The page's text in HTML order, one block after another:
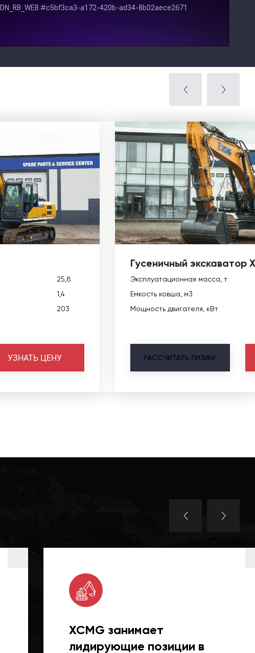
25,8
1,4
203
УЗНАТЬ ЦЕНУ
Гусеничный экскаватор
Эксплуатационная масса, т
Емкость ковша, м3
Мощность двигателя, кВт
РАССЧИТАТЬ ЛИЗИНГ
XCMG занимает
лидирующие позиции в